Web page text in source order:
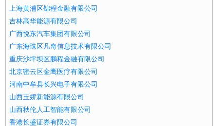
上海黄浦区锦程金融有限公司
吉林高华能源有限公司
广西悦东汽车集团有限公司
广东海珠区凡奇信息技术有限公司
重庆沙坪坝区鹏程金融有限公司
北京密云区金鹰医疗有限公司
河南中牟县长兴电子有限公司
山西玉娇新能源有限公司
山西秋伦人工智能有限公司
香港长盛证券有限公司